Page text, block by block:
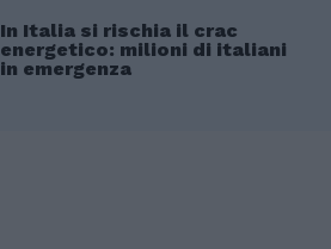
In Italia si rischia il crac
energetico: milioni di italiani
in emergenza